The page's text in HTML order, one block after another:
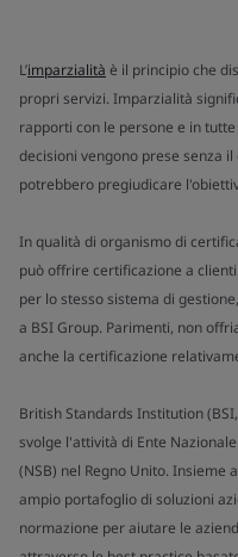
L’imparzialità è il principio che
propri servizi. Imparzialità
rapporti con le persone e in
decisioni vengono prese senza
potrebbero pregiudicare
In qualità di organismo di
può offrire certificazione a
per lo stesso sistema di
a BSI Group. Parimenti, non
anche la certificazione
British Standards Institution
svolge l'attività di Ente
(NSB) nel Regno Unito. Insieme
ampio portafoglio di soluzioni
normazione per aiutare le